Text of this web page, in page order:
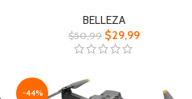
BELLEZA
$50,99 $29,99
-44%